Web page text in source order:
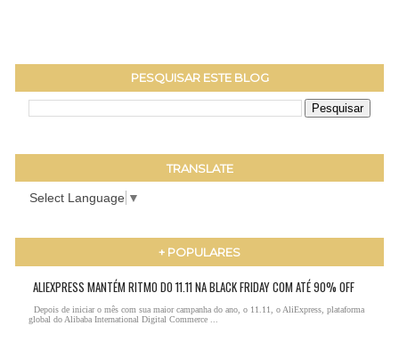
PESQUISAR ESTE BLOG
TRANSLATE
Select Language ▼
+ POPULARES
ALIEXPRESS MANTÉM RITMO DO 11.11 NA BLACK FRIDAY COM ATÉ 90% OFF
Depois de iniciar o mês com sua maior campanha do ano, o 11.11, o AliExpress, plataforma
global do Alibaba International Digital Commerce ...